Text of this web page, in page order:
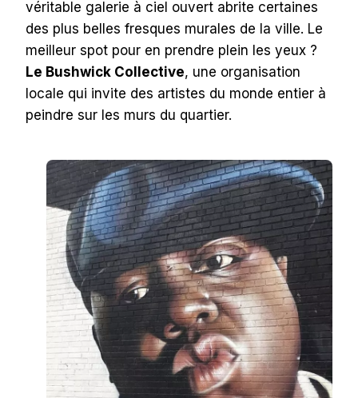
véritable galerie à ciel ouvert abrite certaines
des plus belles fresques murales de la ville. Le
meilleur spot pour en prendre plein les yeux ?
Le Bushwick Collective, une organisation
locale qui invite des artistes du monde entier à
peindre sur les murs du quartier.